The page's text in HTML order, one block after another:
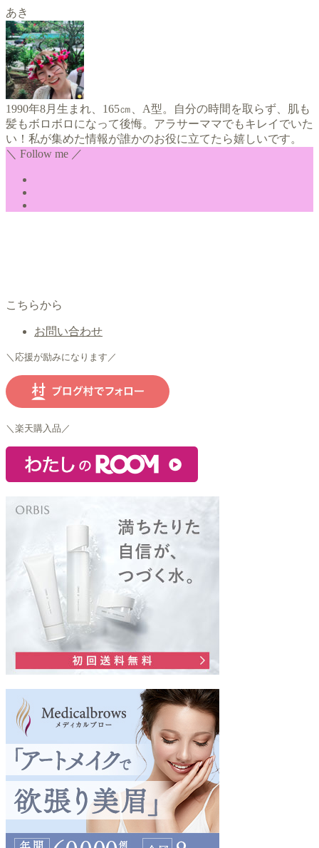
あき
1990年8月生まれ、165㎝、A型。自分の時間を取らず、肌も
髪もボロボロになって後悔。アラサーママでもキレイでいた
い！私が集めた情報が誰かのお役に立てたら嬉しいです。
＼ Follow me ／
こちらから
お問い合わせ
＼応援が励みになります／
＼楽天購入品／